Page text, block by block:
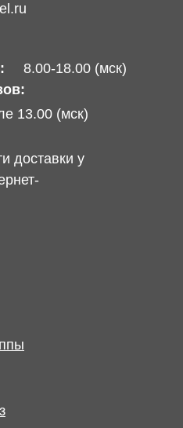
доставки у
13.00 (мск)
8.00-18.00 (мск)